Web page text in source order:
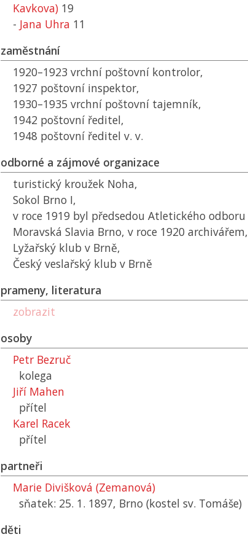
Kavkova) 19
- Jana Uhra 11
zaměstnání
1920–1923 vrchní poštovní kontrolor,
1927 poštovní inspektor,
1930–1935 vrchní poštovní tajemník,
1942 poštovní ředitel,
1948 poštovní ředitel v. v.
odborné a zájmové organizace
turistický kroužek Noha,
Sokol Brno I,
v roce 1919 byl předsedou Atletického odboru
Moravská Slavia Brno, v roce 1920 archivářem,
Lyžařský klub v Brně,
Český veslařský klub v Brně
prameny, literatura
zobrazit
osoby
Petr Bezruč
kolega
Jiří Mahen
přítel
Karel Racek
přítel
partneři
Marie Divišková (Zemanová)
sňatek: 25. 1. 1897, Brno (kostel sv. Tomáše)
děti